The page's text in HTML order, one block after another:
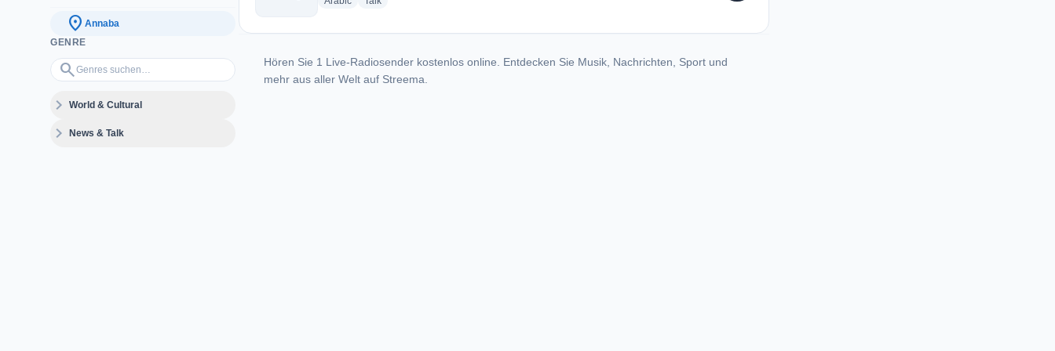
location_on Annaba
GENRE
search
Genres suchen…
expand_moreWorld & Cultural
expand_moreNews & Talk
Hören Sie 1 Live-Radiosender kostenlos online. Entdecken Sie Musik, Nachrichten, Sport und
mehr aus aller Welt auf Streema.